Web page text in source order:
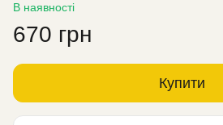
В наявності
670 грн
Купити